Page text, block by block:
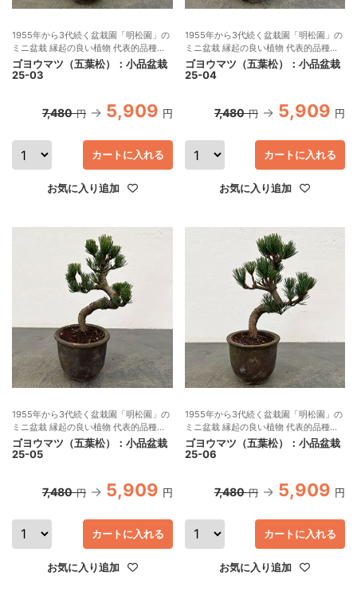
1955年から3代続く盆栽園「明松園」の
ミニ盆栽 縁起の良い植物 代表的品種の
盆栽 現品販売
ゴヨウマツ（五葉松）：小品盆栽
25-03
7,480 円 5,909 円
カートに入れる
お気に入り追加
1955年から3代続く盆栽園「明松園」の
ミニ盆栽 縁起の良い植物 代表的品種の
盆栽 現品販売
ゴヨウマツ（五葉松）：小品盆栽
25-04
7,480 円 5,909 円
カートに入れる
お気に入り追加
1955年から3代続く盆栽園「明松園」の
ミニ盆栽 縁起の良い植物 代表的品種の
盆栽 現品販売
ゴヨウマツ（五葉松）：小品盆栽
25-05
7,480 円 5,909 円
カートに入れる
お気に入り追加
1955年から3代続く盆栽園「明松園」の
ミニ盆栽 縁起の良い植物 代表的品種の
盆栽 現品販売
ゴヨウマツ（五葉松）：小品盆栽
25-06
7,480 円 5,909 円
カートに入れる
お気に入り追加